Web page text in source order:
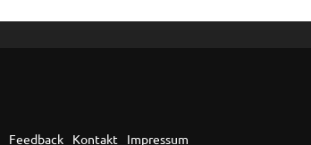
Feedback Kontakt Impressum